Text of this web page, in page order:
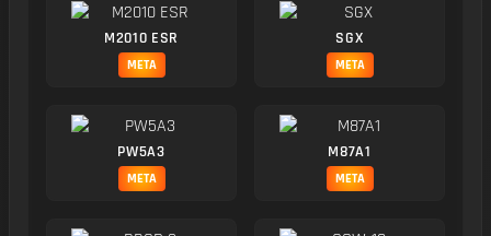
M2010 ESR
META
SGX
META
PW5A3
META
M87A1
META